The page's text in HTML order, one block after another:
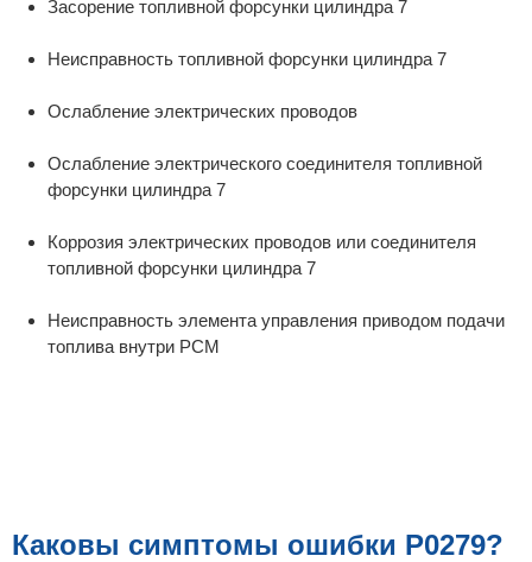
Засорение топливной форсунки цилиндра 7
Неисправность топливной форсунки цилиндра 7
Ослабление электрических проводов
Ослабление электрического соединителя топливной
форсунки цилиндра 7
Коррозия электрических проводов или соединителя
топливной форсунки цилиндра 7
Неисправность элемента управления приводом подачи
топлива внутри PCM
Каковы симптомы ошибки P0279?